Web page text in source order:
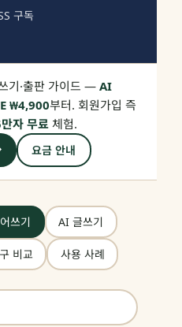
구독
기·출판 가이드 — AI
₩4,900부터. 회원가입 즉
자 무료 체험.
요금 안내
쓰기 AI 글쓰기
비교 사용 사례